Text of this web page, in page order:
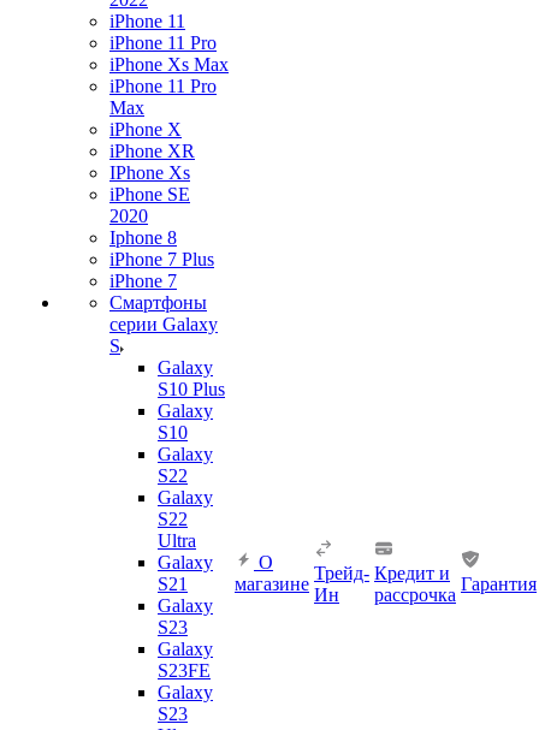
iPhone 11
iPhone 11 Pro
iPhone Xs Max
iPhone 11 Pro
Max
iPhone X
iPhone XR
IPhone Xs
iPhone SE
2020
Iphone 8
iPhone 7 Plus
iPhone 7
Смартфоны
серии Galaxy
S
Galaxy
S10 Plus
Galaxy
S10
Galaxy
S22
Galaxy
S22
Ultra
Galaxy
S21
Galaxy
S23
Galaxy
S23FE
Galaxy
S23
О
магазине
Трейд-
Ин
Кредит и
рассрочка
Гарантия